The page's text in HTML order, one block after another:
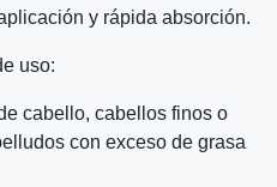
y rápida absorción.
uso:
cabello, cabellos finos o
con exceso de grasa